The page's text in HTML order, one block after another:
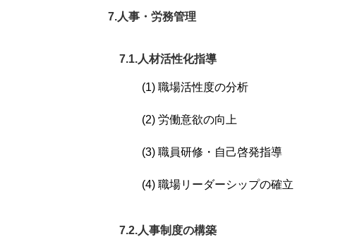
7.人事・労務管理
7.1.人材活性化指導
(1) 職場活性度の分析
(2) 労働意欲の向上
(3) 職員研修・自己啓発指導
(4) 職場リーダーシップの確立
7.2.人事制度の構築